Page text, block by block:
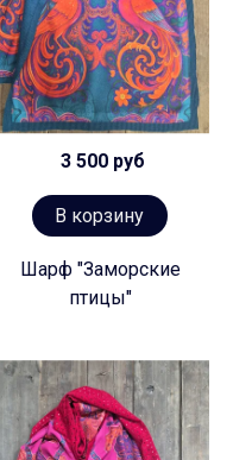
3 500 руб
В корзину
Шарф "Заморские
птицы"